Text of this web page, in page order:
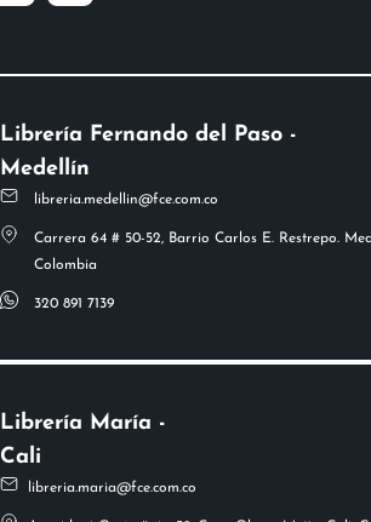
Librería Fernando del Paso -
Medellín
libreria.medellin@fce.com.co
Carrera 64 # 50-52, Barrio Carlos E. Restrepo.
Colombia
320 891 7139
Librería María -
Cali